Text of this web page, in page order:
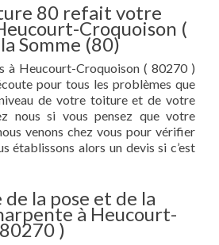
80 refait votre
Croquoison (
Somme (80)
à Heucourt-Croquoison ( 80270 )
pour tous les problèmes que
de votre toiture et de votre
nous si vous pensez que votre
venons chez vous pour vérifier
établissons alors un devis si c’est
la pose et de la
à Heucourt-
)